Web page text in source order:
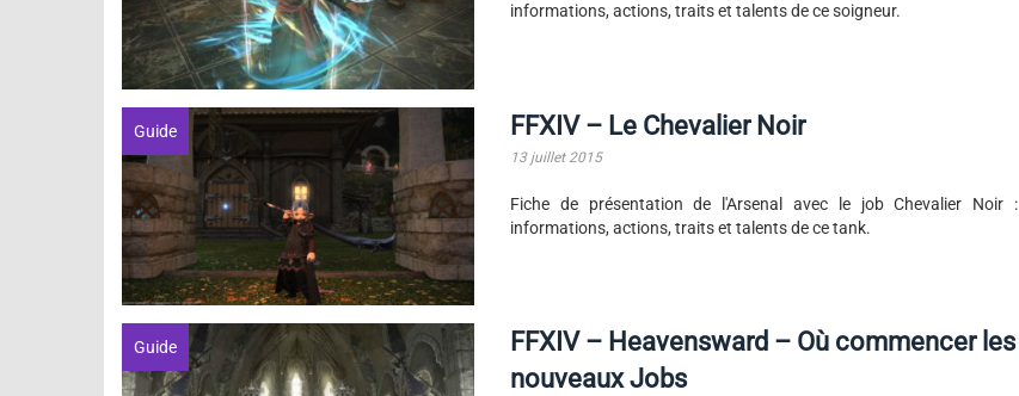
informations, actions, traits et talents de ce soigneur.
Guide FFXIV – Le Chevalier Noir
13 juillet 2015
Fiche de présentation de l'Arsenal avec le job Chevalier Noir :
informations, actions, traits et talents de ce tank.
Guide
FFXIV – Heavensward – Où commencer les
nouveaux Jobs